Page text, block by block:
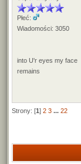
Płeć:
Wiadomości: 3050
into U'r eyes my face
remains
Strony: [1] 2 3 ... 22